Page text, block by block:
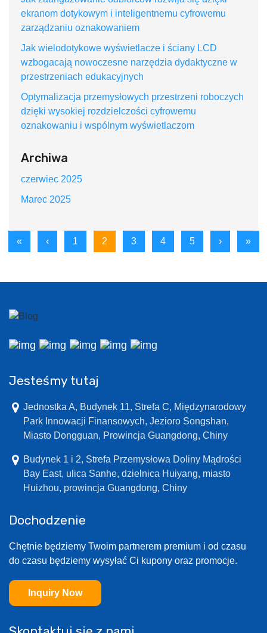
ekranom dotykowym i inteligentnemu cyfrowemu
zarządzaniu oznakowaniem
Jak wielodotykowe wyświetlacze i ściany LCD
wzbogacają nowoczesne narzędzia dydaktyczne w
przestrzeniach edukacyjnych
Optymalizacja przemysłowych przestrzeni roboczych
dzięki wysokiej rozdzielczości cyfrowemu
oznakowaniu i wspólnym wyświetlaczom
Archiwa
czerwiec 2025
Marec 2025
« ‹ 1 2 3 4 5 › »
Jesteśmy tutaj
Jednostka A, Budynek 11, Strefa C, Międzynarodowy
Park Innowacji Finansowych, Jezioro Songshan,
Miasto Dongguan, Prowincja Guangdong, Chiny
Budynek 1 i 2, Strefa Przemysłowa Doliny Mądrości
Bay East, ulica Sanhe, dzielnica Huiyang, miasto
Huizhou, prowincja Guangdong, Chiny
Dochodzenie
Chętnie będziemy Twoim partnerem premium i od czasu
do czasu będziemy wysyłać Ci kupony oraz promocje.
Inquiry Now